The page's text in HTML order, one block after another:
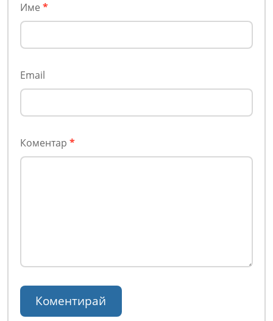
Име *
Email
Коментар *